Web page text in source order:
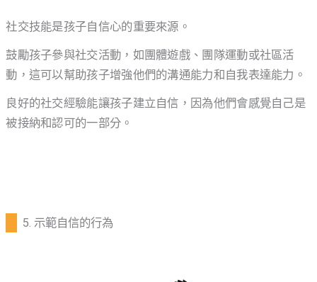
社交技能是孩子自信心的重要來源。
鼓勵孩子參與社交活動，如團體遊戲、團隊運動或社區活
動，這可以幫助孩子增強他們的溝通能力和自我表達能力。
良好的社交經驗能讓孩子建立自信，因為他們會感覺自己是
被接納和認可的一部分。
5. 示範自信的行為